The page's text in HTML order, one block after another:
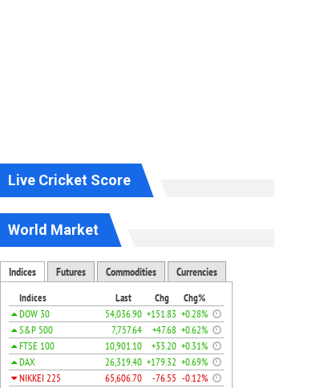
Live Cricket Score
World Market